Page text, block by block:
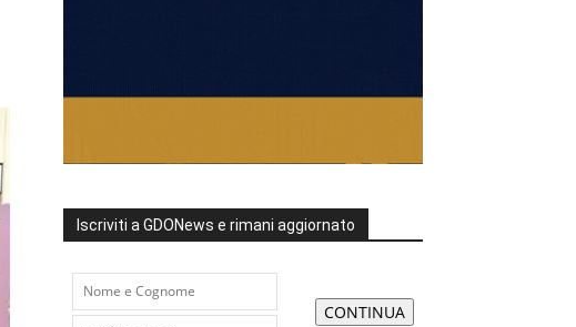
Iscriviti a GDONews e rimani aggiornato